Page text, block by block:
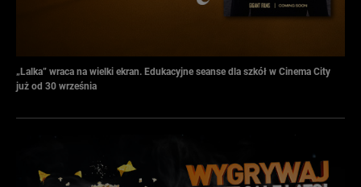
„Lalka” wraca na wielki ekran. Edukacyjne seanse dla szkół w Cinema City
już od 30 września